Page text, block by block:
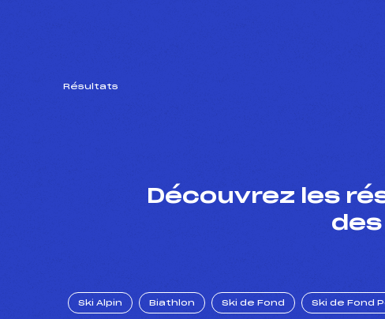
Résultats
Découvrez les
Ski Alpin Biathlon Ski de Fond Ski de Fond